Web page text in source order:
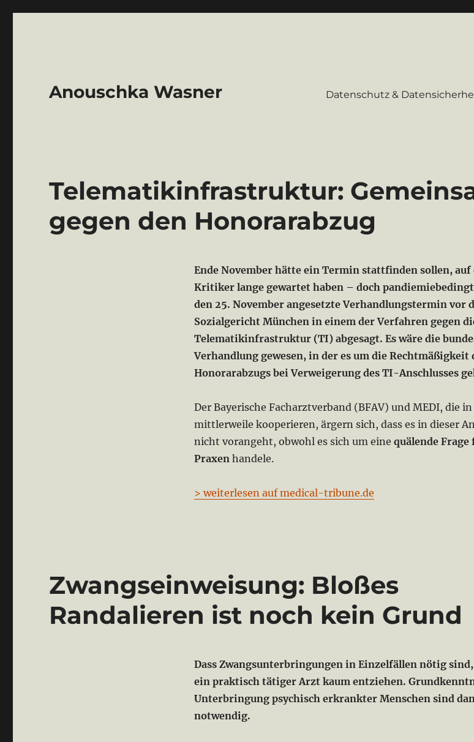
Anouschka Wasner Datenschutz &
Telematikinfrastruktur:
gegen den Honorarabzug
Ende November hätte ein Termin stattfinden sollen,
Kritiker lange gewartet haben – doch
den 25. November angesetzte Verhandlungstermin vor
Sozialgericht München in einem der Verfahren gegen
Telematikinfrastruktur (TI) abgesagt. Es wäre die
Verhandlung gewesen, in der es um die Rechtmäßigkeit
Honorarabzugs bei Verweigerung des TI-Anschlusses
Der Bayerische Facharztverband (BFAV) und MEDI, die in
mittlerweile kooperieren, ärgern sich, dass es in dieser
nicht vorangeht, obwohl es sich um eine quälende Frage
Praxenhandele.
> weiterlesen auf medical-tribune.de
Zwangseinweisung: Bloßes
Randalieren ist noch kein Grund
Dass Zwangsunterbringungen in Einzelfällen nötig
ein praktisch tätiger Arzt kaum entziehen.
Unterbringung psychisch erkrankter Menschen sind
notwendig.